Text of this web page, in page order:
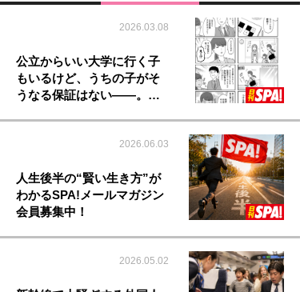
2026.03.08
公立からいい大学に行く子
もいるけど、うちの子がそ
うなる保証はない――。…
2026.06.03
人生後半の“賢い生き方”が
わかるSPA!メールマガジン
会員募集中！
2026.05.02